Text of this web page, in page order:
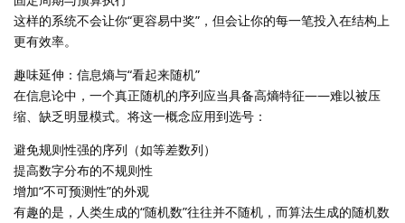
这样的系统不会让你“更容易中奖”，但会让你的每一笔投入在结构上
更有效率。
趣味延伸：信息熵与“看起来随机”
在信息论中，一个真正随机的序列应当具备高熵特征——难以被压
缩、缺乏明显模式。将这一概念应用到选号：
避免规则性强的序列（如等差数列）
提高数字分布的不规则性
增加“不可预测性”的外观
有趣的是，人类生成的“随机数”往往并不随机，而算法生成的随机数